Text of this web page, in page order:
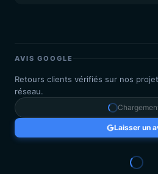
AVIS GOOGLE
Retours clients vérifiés sur nos
réseau.
Laisser un